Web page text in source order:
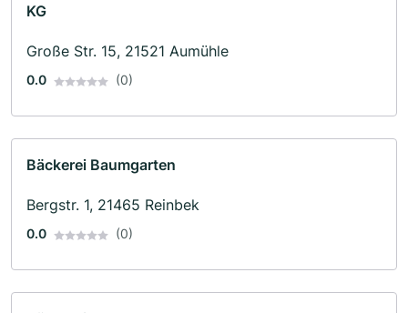
KG
Große Str. 15, 21521 Aumühle
0.0 (0)
Bäckerei Baumgarten
Bergstr. 1, 21465 Reinbek
0.0 (0)